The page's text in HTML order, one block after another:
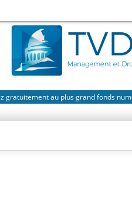
gratuitement au plus grand fonds